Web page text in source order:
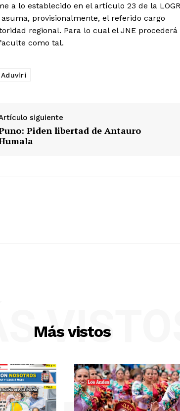
a lo establecido en el artículo 23 de la
provisionalmente, el referido cargo
regional. Para lo cual el JNE procederá
como tal.
siguiente
Piden libertad de Antauro
Más vistos